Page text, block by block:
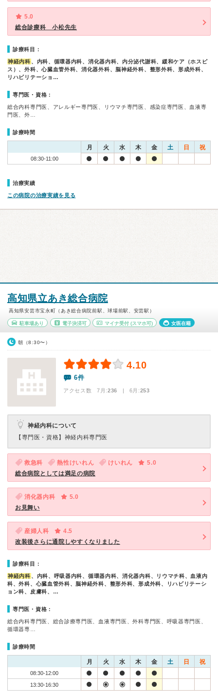
5.0
総合診療科 小松先生
診療科目：
神経内科 、内科、循環器内科、消化器内科、内分泌代謝科、緩和ケア（ホスピ
ス）、外科、心臓血管外科、消化器外科、脳神経外科、整形外科、形成外科、
リハビリテーショ…
専門医・資格：
総合内科専門医、アレルギー専門医、リウマチ専門医、感染症専門医、血液専
門医、外…
診療時間
月 火 水 木 金 土 日 祝
08:30-11:00
治療実績
この病院の治療実績を見る
高知県立あき総合病院
高知県安芸市宝永町（あき総合病院前駅、球場前駅、安芸駅）
駐車場あり 電子決済可 マイナ受付 (スマホ可) 女医在籍
朝（8:30〜）
4.10
6件
アクセス数 7月:236 | 6月:253
神経内科について
【専門医・資格】 神経内科専門医
救急科 熱性けいれん けいれん
5.0
総合病院としては満足の病院
消化器内科
5.0
お見舞い
産婦人科
4.5
改装後さらに通院しやすくなりました
診療科目：
神経内科 、内科、呼吸器内科、循環器内科、消化器内科、リウマチ科、血液内
科、外科、心臓血管外科、脳神経外科、整形外科、形成外科、リハビリテーシ
ョン科、皮膚科、…
専門医・資格：
総合内科専門医、総合診療専門医、血液専門医、外科専門医、呼吸器専門医、
循環器専…
診療時間
月 火 水 木 金 土 日 祝
08:30-12:00
13:30-16:30